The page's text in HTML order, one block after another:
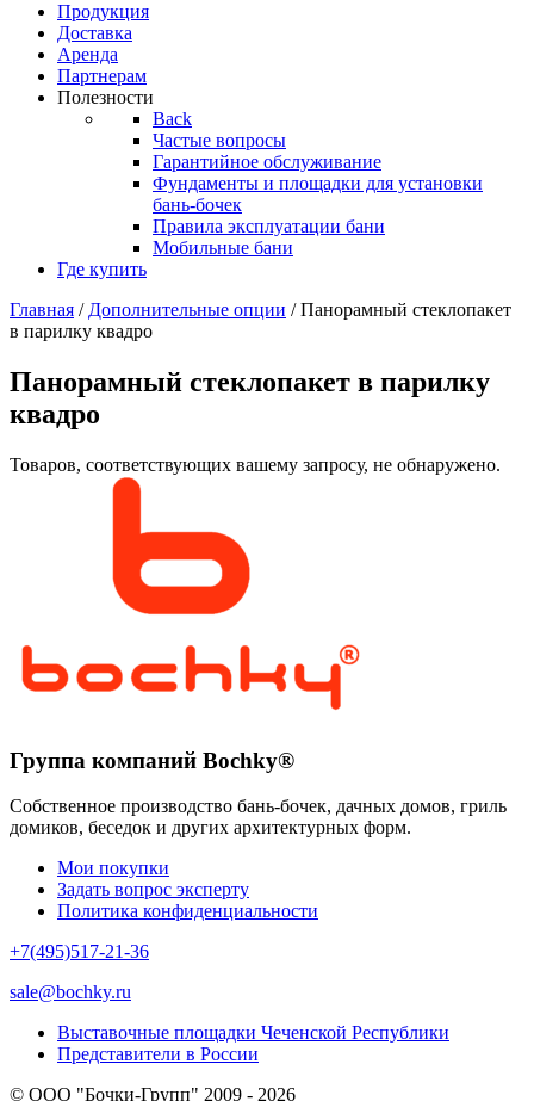
Продукция
Доставка
Аренда
Партнерам
Полезности
Back
Частые вопросы
Гарантийное обслуживание
Фундаменты и площадки для установки
бань-бочек
Правила эксплуатации бани
Мобильные бани
Где купить
Главная / Дополнительные опции / Панорамный стеклопакет
в парилку квадро
Панорамный стеклопакет в парилку
квадро
Товаров, соответствующих вашему запросу, не обнаружено.
Группа компаний Bochky®
Собственное производство бань-бочек, дачных домов, гриль
домиков, беседок и других архитектурных форм.
Мои покупки
Задать вопрос эксперту
Политика конфиденциальности
+7(495)517-21-36
sale@bochky.ru
Выставочные площадки Чеченской Республики
Представители в России
© ООО "Бочки-Групп" 2009 - 2026